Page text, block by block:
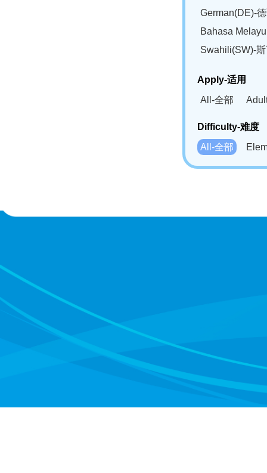
German(DE)-
Bahasa
Swahili(SW)-
Apply-适用
All-全部
Difficulty-难度
All-全部